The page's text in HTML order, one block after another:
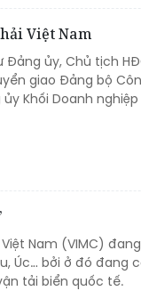
Việt Nam
Đảng ủy, Chủ tịch
giao Đảng bộ
Khối Doanh nghiệp
Việt Nam (VIMC)
Úc… bởi ở đó đang
tải biển quốc tế.